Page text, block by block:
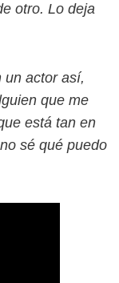
otro. Lo deja
un actor así,
que me
está tan en
sé qué puedo